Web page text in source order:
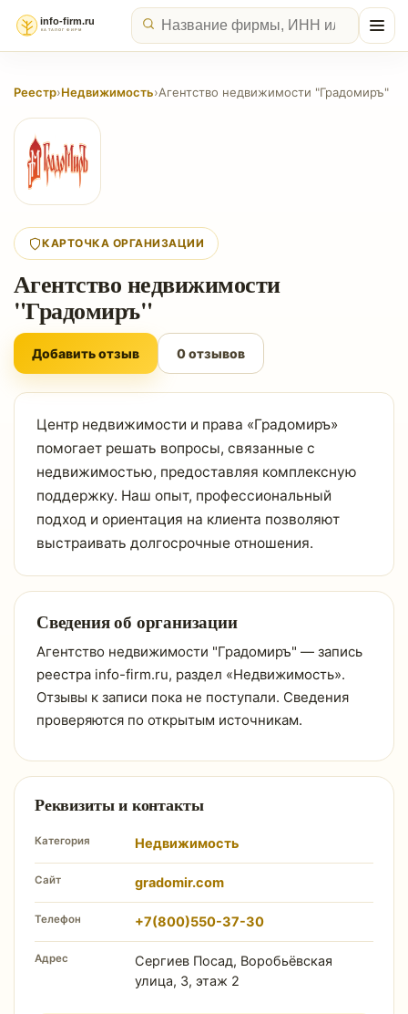
Реестр›Недвижимость›Агентство недвижимости "Градомиръ"
КАРТОЧКА ОРГАНИЗАЦИИ
Агентство недвижимости
"Градомиръ"
Добавить отзыв 0 отзывов
Центр недвижимости и права «Градомиръ»
помогает решать вопросы, связанные с
недвижимостью, предоставляя комплексную
поддержку. Наш опыт, профессиональный
подход и ориентация на клиента позволяют
выстраивать долгосрочные отношения.
Сведения об организации
Агентство недвижимости "Градомиръ" — запись
реестра info-firm.ru, раздел «Недвижимость».
Отзывы к записи пока не поступали. Сведения
проверяются по открытым источникам.
Реквизиты и контакты
Категория Недвижимость
Сайт gradomir.com
Телефон +7(800)550-37-30
Адрес
Сергиев Посад, Воробьёвская
улица, 3, этаж 2